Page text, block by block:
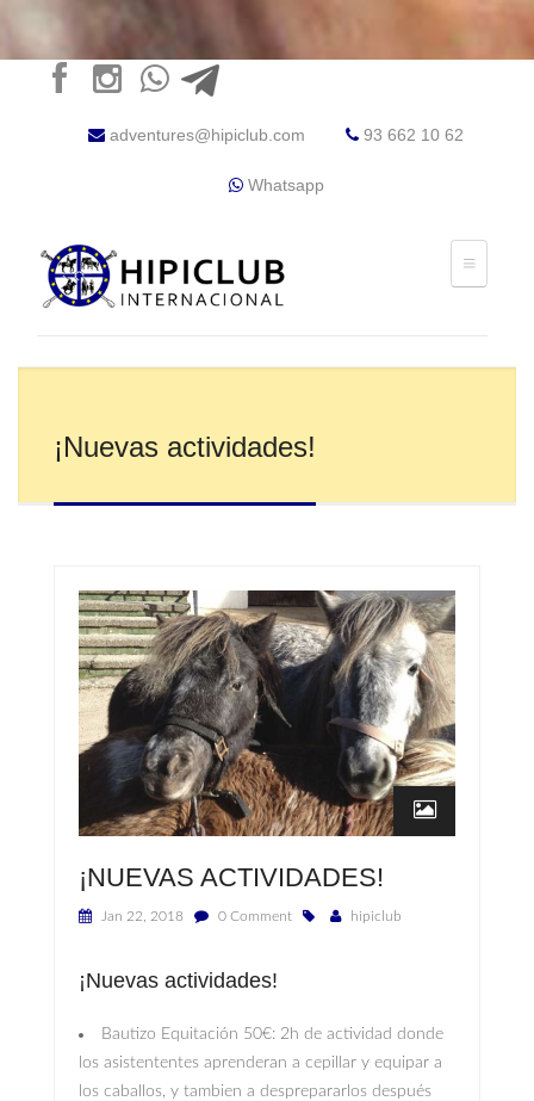
adventures@hipiclub.com 93 662 10 62
Whatsapp
¡Nuevas actividades!
¡NUEVAS ACTIVIDADES!
Jan 22, 2018 0 Comment hipiclub
¡Nuevas actividades!
Bautizo Equitación 50€: 2h de actividad donde
los asistententes aprenderan a cepillar y equipar a
los caballos, y tambien a desprepararlos después